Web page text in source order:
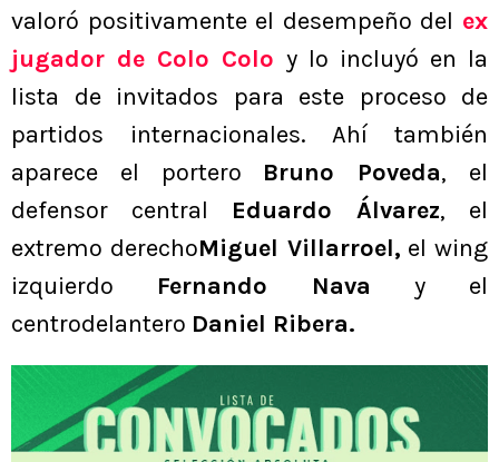
valoró positivamente el desempeño del ex
jugador de Colo Colo y lo incluyó en la
lista de invitados para este proceso de
partidos internacionales. Ahí también
aparece el portero Bruno Poveda, el
defensor central Eduardo Álvarez, el
extremo derechoMiguel Villarroel, el wing
izquierdo Fernando Nava y el
centrodelantero Daniel Ribera.